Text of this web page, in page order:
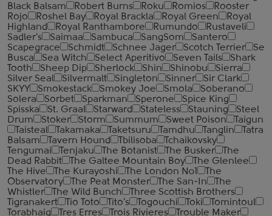
Black Balsam
Robert Burns Roku Romios
Rooster
Rojo
Roshel Bay Royal Brackla Royal Green
Royal
Highland
Royal Ranthambore Rumundo
Rustaveli
Sadler's
Saimaa Sambuca SangSom
Santero
Scapegrace
Schmidt Schnee Jager Scotch Terrier
Se
Busca
Sea Witch Select Aperitivo Seven Tails
Shark
Tooth
Sheep Dip Sherlock Shin Shinobu
Sierra
Silver Seal
Silvermalt Singleton Sinner
Sir Clark
SKYY
Smokestack Smokey Joe Smola
Soberano
Solera
Sorbet Sparkman Sperone
Spice King
Spisska
St. Graal Starward Stateless Stauning
Steel
Drum
Stoker Storm Summum Sweet Poison
Taigun
Taisteal
Takamaka Taketsuru Tamdhu Tanglin
Tatra
Balsam
Tavern Hound Tbilisoba
Tchaikovsky
Tengumai
Tenjaku The Botanist The Busker
The
Dead Rabbit
The Galtee Mountain Boy
The Glenlee
The Hive
The Kurayoshi The London №1
The
Observatory
The Peat Monster The San-In
The
Whistler
The Wild Bunch
Three Scottish Brothers
Tigranakert
Tio Toto Tito's Togouchi Toki
Tomintoul
Torabhaig
Tres Erres Trois Rivieres
Trouble Maker